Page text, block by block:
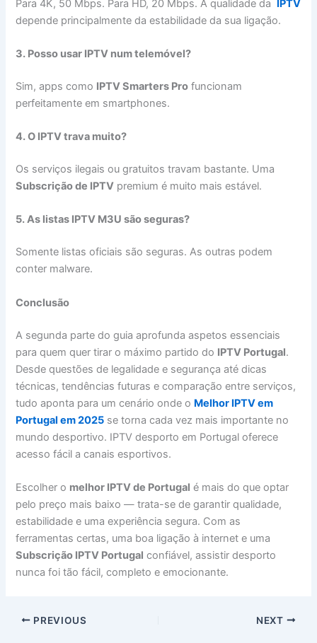
Para 4K, 50 Mbps. Para HD, 20 Mbps. A qualidade da IPTV
depende principalmente da estabilidade da sua ligação.
3. Posso usar IPTV num telemóvel?
Sim, apps como IPTV Smarters Pro funcionam
perfeitamente em smartphones.
4. O IPTV trava muito?
Os serviços ilegais ou gratuitos travam bastante. Uma
Subscrição de IPTV premium é muito mais estável.
5. As listas IPTV M3U são seguras?
Somente listas oficiais são seguras. As outras podem
conter malware.
Conclusão
A segunda parte do guia aprofunda aspetos essenciais
para quem quer tirar o máximo partido do IPTV Portugal.
Desde questões de legalidade e segurança até dicas
técnicas, tendências futuras e comparação entre serviços,
tudo aponta para um cenário onde o Melhor IPTV em
Portugal em 2025 se torna cada vez mais importante no
mundo desportivo. IPTV desporto em Portugal oferece
acesso fácil a canais esportivos.
Escolher o melhor IPTV de Portugal é mais do que optar
pelo preço mais baixo — trata-se de garantir qualidade,
estabilidade e uma experiência segura. Com as
ferramentas certas, uma boa ligação à internet e uma
Subscrição IPTV Portugal confiável, assistir desporto
nunca foi tão fácil, completo e emocionante.
PREVIOUS NEXT